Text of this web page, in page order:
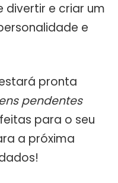
divertir e criar um
e
pronta
pendentes
para o seu
a próxima